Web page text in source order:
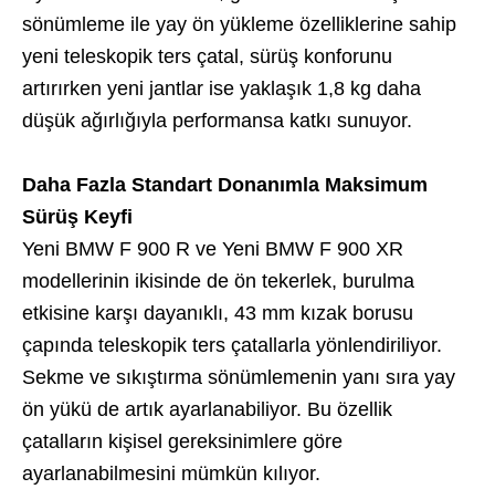
sönümleme ile yay ön yükleme özelliklerine sahip
yeni teleskopik ters çatal, sürüş konforunu
artırırken yeni jantlar ise yaklaşık 1,8 kg daha
düşük ağırlığıyla performansa katkı sunuyor.
Daha Fazla Standart Donanımla Maksimum
Sürüş Keyfi
Yeni BMW F 900 R ve Yeni BMW F 900 XR
modellerinin ikisinde de ön tekerlek, burulma
etkisine karşı dayanıklı, 43 mm kızak borusu
çapında teleskopik ters çatallarla yönlendiriliyor.
Sekme ve sıkıştırma sönümlemenin yanı sıra yay
ön yükü de artık ayarlanabiliyor. Bu özellik
çatalların kişisel gereksinimlere göre
ayarlanabilmesini mümkün kılıyor.